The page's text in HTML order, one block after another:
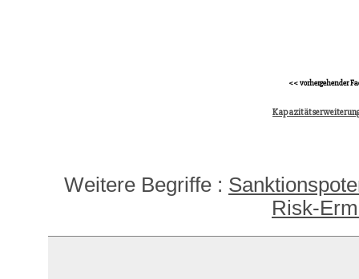
<< vorhergehender
Weitere Begriffe :
Risk-